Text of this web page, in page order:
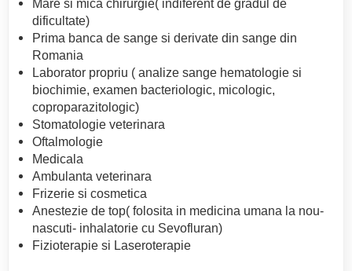
Mare si mica chirurgie( indiferent de gradul de
dificultate)
Prima banca de sange si derivate din sange din
Romania
Laborator propriu ( analize sange hematologie si
biochimie, examen bacteriologic, micologic,
coproparazitologic)
Stomatologie veterinara
Oftalmologie
Medicala
Ambulanta veterinara
Frizerie si cosmetica
Anestezie de top( folosita in medicina umana la nou-
nascuti- inhalatorie cu Sevofluran)
Fizioterapie si Laseroterapie